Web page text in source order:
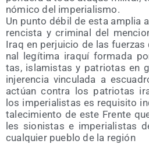
nó­mi­co del imperialismo.
Un pun­to débil de esta amplia
ren­cis­ta y cri­mi­nal del
Iraq en per­jui­cio de las
nal legí­ti­ma ira­quí for­ma­da
tas, isla­mis­tas y patrio­tas en
inje­ren­cia vin­cu­la­da a
actúan con­tra los patrio­tas
los impe­ria­lis­tas es requi­si­to
ta­le­ci­mien­to de este Fren­te
les sio­nis­tas e impe­ria­lis­tas
cual­quier pue­blo de la región